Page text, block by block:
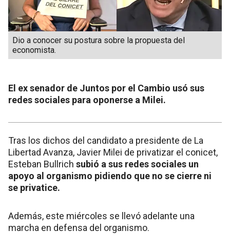
Dio a conocer su postura sobre la propuesta del
economista.
El ex senador de Juntos por el Cambio usó sus
redes sociales para oponerse a Milei.
Tras los dichos del candidato a presidente de La
Libertad Avanza, Javier Milei de privatizar el conicet,
Esteban Bullrich subió a sus redes sociales un
apoyo al organismo pidiendo que no se cierre ni
se privatice.
Además, este miércoles se llevó adelante una
marcha en defensa del organismo.